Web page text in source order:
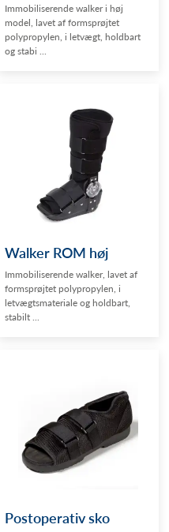
Immobiliserende walker i høj
model, lavet af formsprøjtet
polypropylen, i letvægt, holdbart
og stabi ...
Walker ROM høj
Immobiliserende walker, lavet af
formsprøjtet polypropylen, i
letvægtsmateriale og holdbart,
stabilt ...
Postoperativ sko